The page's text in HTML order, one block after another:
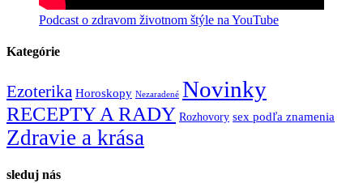
Podcast o zdravom životnom štýle na YouTube
Kategórie
Ezoterika Horoskopy Nezaradené Novinky
RECEPTY A RADY Rozhovory sex podľa znamenia
Zdravie a krása
sleduj nás